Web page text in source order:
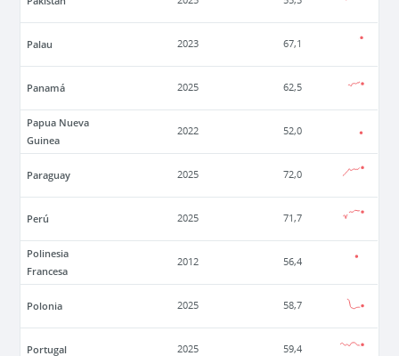
Palau 2023 67,1
Panamá 2025 62,5
Papua Nueva
Guinea
2022 52,0
Paraguay 2025 72,0
Perú 2025 71,7
Polinesia
Francesa
2012 56,4
Polonia 2025 58,7
Portugal 2025 59,4